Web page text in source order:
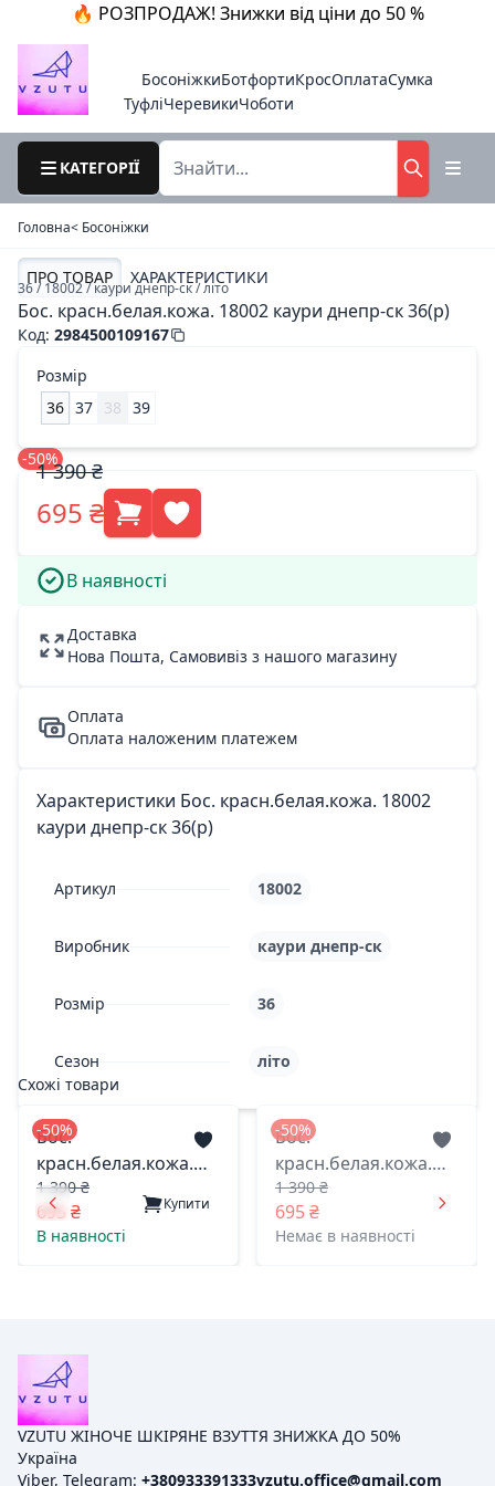
🔥 РОЗПРОДАЖ! Знижки від ціни до 50 %
БосоніжкиБотфортиКросОплатаСумка
ТуфліЧеревикиЧоботи
КАТЕГОРІЇ
Головна< Босоніжки
ПРО ТОВАР ХАРАКТЕРИСТИКИ
36 / 18002 / каури днепр-ск / літо
Бос. красн.белая.кожа. 18002 каури днепр-ск 36(р)
Код: 2984500109167
Розмір
36 37 38 39
-50%
1 390 ₴
695 ₴
В наявності
Доставка
Нова Пошта, Самовивіз з нашого магазину
Оплата
Оплата наложеним платежем
Характеристики Бос. красн.белая.кожа. 18002
каури днепр-ск 36(р)
Артикул 18002
Виробник каури днепр-ск
Розмір 36
Сезон
літо
Схожі товари
-50%
Бос.
красн.белая.кожа.
18002 каури днепр-
ск 39(р)
1 390 ₴
695 ₴ Купити
В наявності
-50%
Бос.
красн.белая.кожа.
18002 каури днепр-
ск 38(р)
1 390 ₴
695 ₴
Немає в наявності
VZUTU ЖІНОЧЕ ШКІРЯНЕ ВЗУТТЯ ЗНИЖКА ДО 50%
Україна
Viber, Telegram: +380933391333vzutu.office@gmail.com